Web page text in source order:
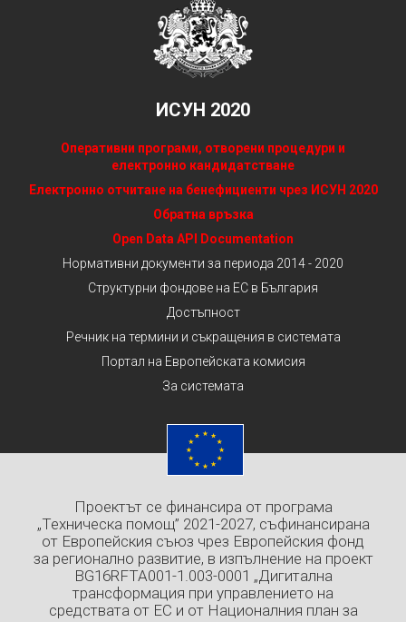
ИСУН 2020
Оперативни програми, отворени процедури и
електронно кандидатстване
Електронно отчитане на бенефициенти чрез ИСУН 2020
Обратна връзка
Open Data API Documentation
Нормативни документи за периода 2014 - 2020
Структурни фондове на ЕС в България
Достъпност
Речник на термини и съкращения в системата
Портал на Европейската комисия
За системата
Проектът се финансира от програма
„Техническа помощ” 2021-2027, съфинансирана
от Европейския съюз чрез Европейския фонд
за регионално развитие, в изпълнение на проект
BG16RFTA001-1.003-0001 „Дигитална
трансформация при управлението на
средствата от ЕС и от Националния план за